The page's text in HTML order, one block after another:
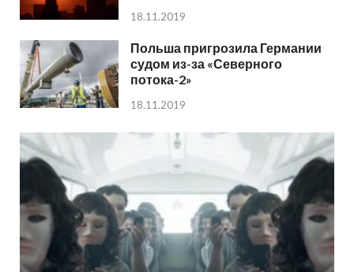
18.11.2019
Польша пригрозила Германии
судом из-за «Северного
потока-2»
18.11.2019